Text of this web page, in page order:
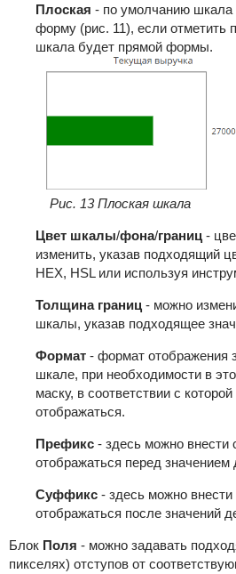
Плоская - по умолчанию шкала
форму (рис. 11), если отметить
шкала будет прямой формы.
Рис. 13 Плоская шкала
Цвет шкалы/фона/границ -
изменить, указав подходящий
HEX, HSL или используя
Толщина границ - можно
шкалы, указав подходящее
Формат - формат отображения
шкале, при необходимости в
маску, в соответствии с
отображаться.
Префикс - здесь можно
отображаться перед
Суффикс - здесь можно
отображаться после значений
Блок Поля - можно задавать
пикселях) отступов от